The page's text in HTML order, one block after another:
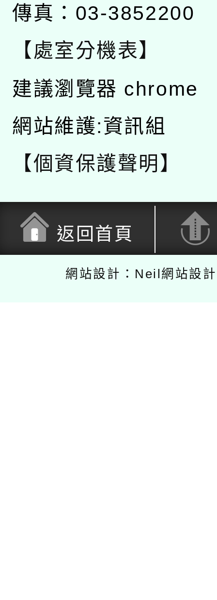
傳真：03-3852200
【處室分機表】
建議瀏覽器 chrome
網站維護:資訊組
【個資保護聲明】
返回首頁
網站設計：Neil網站設